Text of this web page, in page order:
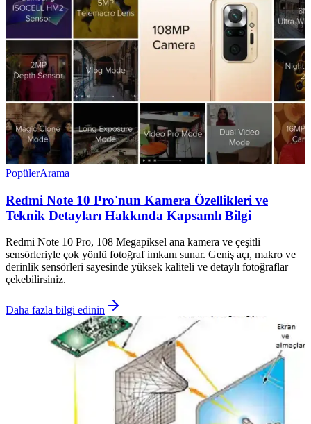
PopülerArama
Redmi Note 10 Pro'nun Kamera Özellikleri ve
Teknik Detayları Hakkında Kapsamlı Bilgi
Redmi Note 10 Pro, 108 Megapiksel ana kamera ve çeşitli
sensörleriyle çok yönlü fotoğraf imkanı sunar. Geniş açı, makro ve
derinlik sensörleri sayesinde yüksek kaliteli ve detaylı fotoğraflar
çekebilirsiniz.
Daha fazla bilgi edinin